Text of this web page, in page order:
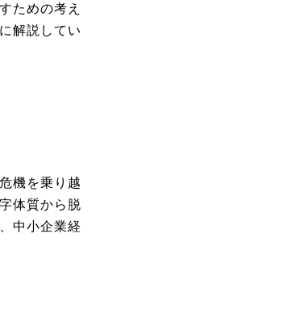
ための考え
解説してい
機を乗り越
体質から脱
中小企業経